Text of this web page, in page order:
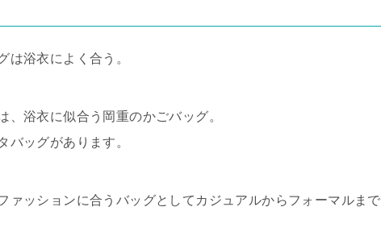
は浴衣によく合う。
浴衣に似合う岡重のかごバッグ。
バッグがあります。
ァッションに合うバッグとしてカジュアルからフォーマルまで